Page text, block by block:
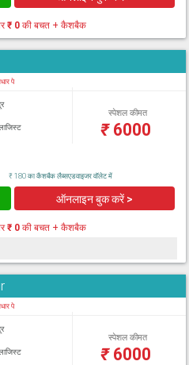
₹ 0की बचत + कैशबैक
पे
स्पेशल कीमत
₹6000
₹ 180 का कैशबैक लैब्सएडवाइजर वॉलेट में
ऑनलाइन बुक करें >
₹ 0की बचत + कैशबैक
पे
स्पेशल कीमत
₹6000